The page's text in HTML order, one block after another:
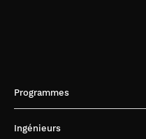
Programmes
Ingénieurs